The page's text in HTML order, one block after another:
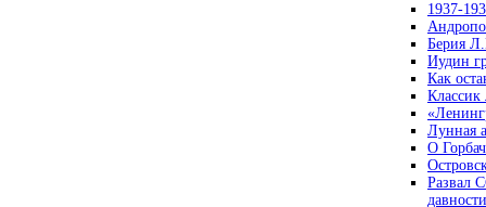
1937-
Берия
Иудин
Как
Лунная
О
Развал
давности